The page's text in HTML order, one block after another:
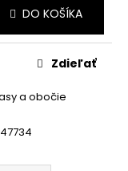
DO KOŠÍKA
a obočie
Zdieľať